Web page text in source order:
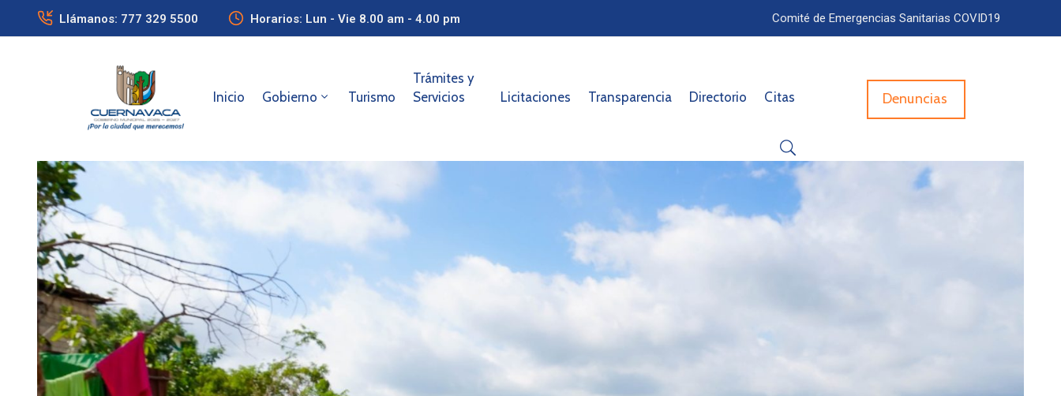
Llámanos: 777 329 5500 Horarios: Lun - Vie 8.00 am - 4.00 pm Comité de Emergencias Sanitarias COVID19
Inicio Gobierno Turismo
Trámites y
Servicios
Licitaciones Transparencia Directorio Citas Denuncias